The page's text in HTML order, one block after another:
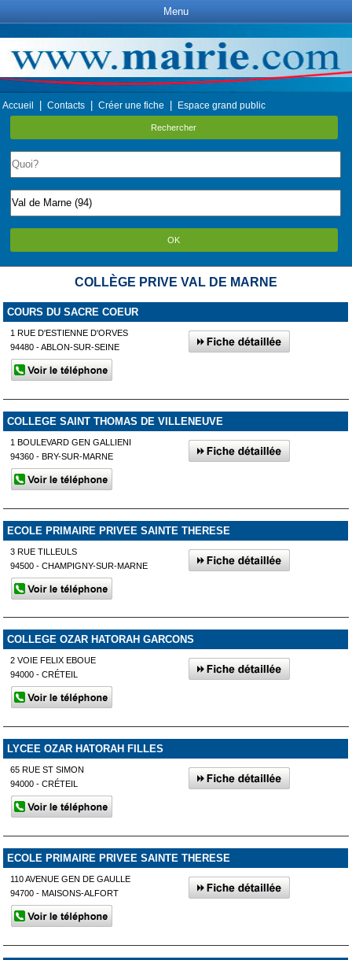
Menu
Accueil Contacts Créer une fiche Espace grand public
Rechercher
OK
COLLÈGE PRIVE VAL DE MARNE
COURS DU SACRE COEUR
1 RUE D'ESTIENNE D'ORVES
94480 - ABLON-SUR-SEINE
COLLEGE SAINT THOMAS DE VILLENEUVE
1 BOULEVARD GEN GALLIENI
94360 - BRY-SUR-MARNE
ECOLE PRIMAIRE PRIVEE SAINTE THERESE
3 RUE TILLEULS
94500 - CHAMPIGNY-SUR-MARNE
COLLEGE OZAR HATORAH GARCONS
2 VOIE FELIX EBOUE
94000 - CRÉTEIL
LYCEE OZAR HATORAH FILLES
65 RUE ST SIMON
94000 - CRÉTEIL
ECOLE PRIMAIRE PRIVEE SAINTE THERESE
110 AVENUE GEN DE GAULLE
94700 - MAISONS-ALFORT